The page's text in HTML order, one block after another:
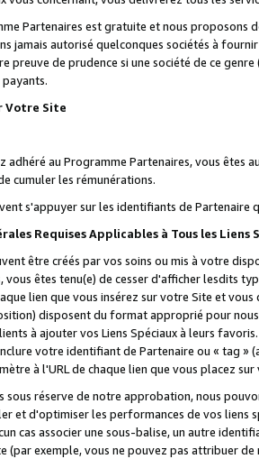
Partenaires est gratuite et nous proposons
jamais autorisé quelconques sociétés à
preuve de prudence si une société de ce
Votre Site
adhéré au Programme Partenaires, vous êtes
cumuler les rémunérations.
s'appuyer sur les identifiants de Partenaire
Requises Applicables à Tous les Liens
être créés par vos soins ou mis à votre
vous êtes tenu(e) de cesser d'afficher lesdits
lien que vous insérez sur votre Site et
disposent du format approprié pour
à ajouter vos Liens Spéciaux à leurs
votre identifiant de Partenaire ou « tag
à l'URL de chaque lien que vous placez
sous réserve de notre approbation, nous
et d'optimiser les performances de vos liens
cas associer une sous-balise, un autre
(par exemple, vous ne pouvez pas attribuer